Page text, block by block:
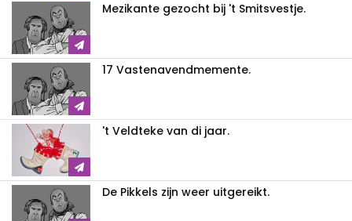
Mezikante gezocht bij 't Smitsvestje.
17 Vastenavendmemente.
't Veldteke van di jaar.
De Pikkels zijn weer uitgereikt.